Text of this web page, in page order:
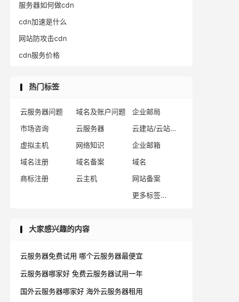
服务器如何做cdn
cdn加速是什么
网站防攻击cdn
cdn服务价格
热门标签
云服务器问题 域名及账户问题
企业邮局
市场咨询
云服务器
云建站/云站群/小程序
虚拟主机
网络知识
企业邮箱
域名注册
域名备案
域名
商标注册
云主机
网站备案
更多标签...
大家感兴趣的内容
云服务器免费试用 哪个云服务器最便宜
云服务器哪家好 免费云服务器试用一年
国外云服务器哪家好 海外云服务器租用